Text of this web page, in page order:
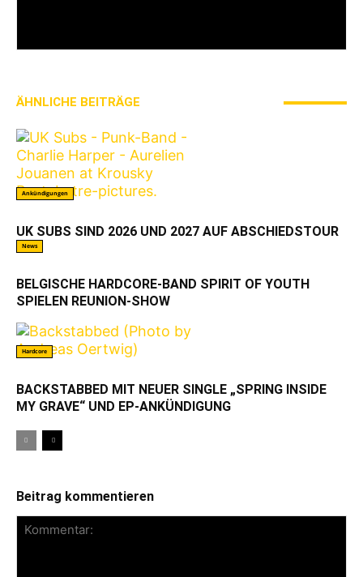
ÄHNLICHE BEITRÄGE
Ankündigungen
UK SUBS SIND 2026 UND 2027 AUF ABSCHIEDSTOUR
News
BELGISCHE HARDCORE-BAND SPIRIT OF YOUTH
SPIELEN REUNION-SHOW
Hardcore
BACKSTABBED MIT NEUER SINGLE „SPRING INSIDE
MY GRAVE“ UND EP-ANKÜNDIGUNG
Beitrag kommentieren